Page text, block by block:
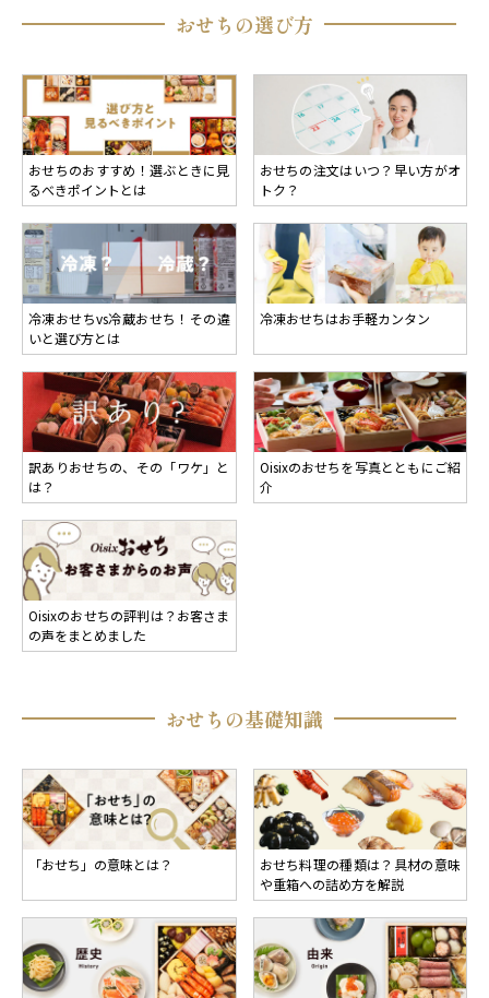
おせちの選び方
おせちのおすすめ！選ぶときに見
るべきポイントとは
おせちの注文はいつ？早い方がオ
トク？
冷凍おせちvs冷蔵おせち！その違
いと選び方とは
冷凍おせちはお手軽カンタン
訳ありおせちの、その「ワケ」と
は？
Oisixのおせちを写真とともにご紹
介
Oisixのおせちの評判は？お客さま
の声をまとめました
おせちの基礎知識
「おせち」の意味とは？
おせち料理の種類は？具材の意味
や重箱への詰め方を解説